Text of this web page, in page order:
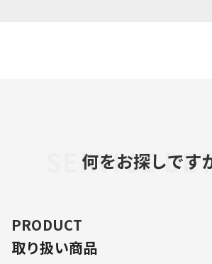
SERVICE
何をお探しです
PRODUCT
取り扱い商品